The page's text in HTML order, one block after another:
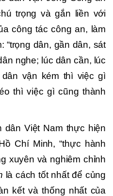
trọng và gắn liền với
công tác công an, làm
“trọng dân, gần dân, sát
nghe; lúc dân cần, lúc
vận kém thì việc gì
thì việc gì cũng thành
dân Việt Nam thực hiện
Chí Minh, “thực hành
xuyên và nghiêm chỉnh
là cách tốt nhất để củng
kết và thống nhất của